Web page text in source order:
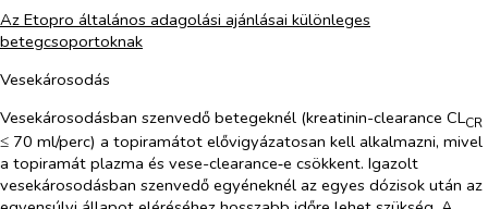
Az Etopro általános adagolási ajánlásai különleges
betegcsoportoknak
Vesekárosodás
Vesekárosodásban szenvedő betegeknél (kreatinin-clearance CLCR
≤ 70 ml/perc) a topiramátot elővigyázatosan kell alkalmazni, mivel
a topiramát plazma és vese-clearance‑e csökkent. Igazolt
vesekárosodásban szenvedő egyéneknél az egyes dózisok után az